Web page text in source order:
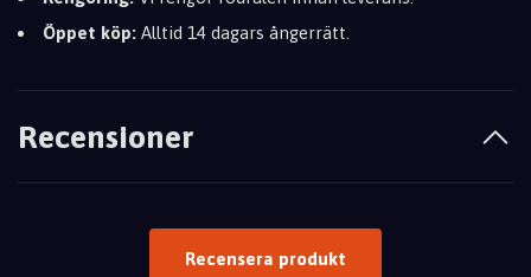
Öppet köp: Alltid 14 dagars ångerrätt.
Recensioner
Recensera produkt